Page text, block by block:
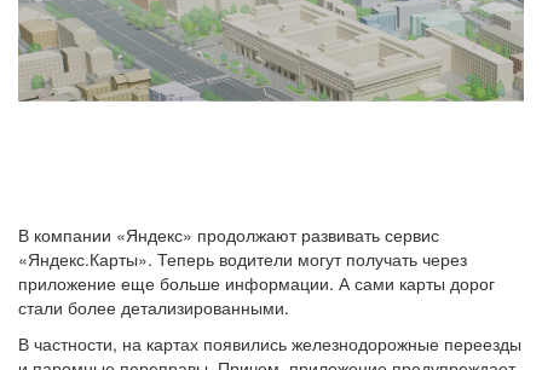
В компании «Яндекс» продолжают развивать сервис
«Яндекс.Карты». Теперь водители могут получать через
приложение еще больше информации. А сами карты дорог
стали более детализированными.
В частности, на картах появились железнодорожные переезды